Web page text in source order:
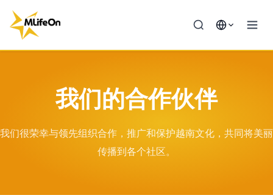
我们的合作伙伴
我们很荣幸与领先组织合作，推广和保护越南文化，共同将美丽
传播到各个社区。